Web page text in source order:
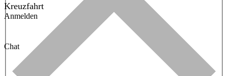
Kreuzfahrt
Anmelden
Chat